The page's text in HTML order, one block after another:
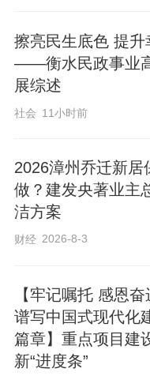
来，衡水滨湖新
部门的大力支
水，通过常态化
了有力支撑。下
水规律及湿地生
水计划，以精准
持续健康发展。
张凯
擦亮民生底色 提升
——衡水民政事业
展综述
社会 11小时前
2026漳州乔迁新居
做？建发央著业主
洁方案
财经 2026-8-3
【牢记嘱托 感恩
谱写中国式现代化
篇章】重点项目建
新“进度条”